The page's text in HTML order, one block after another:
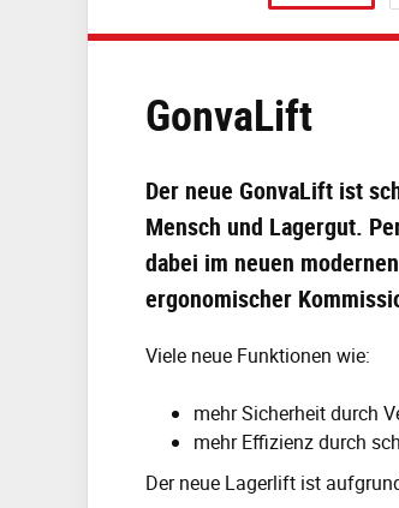
GonvaLift
Der neue GonvaLift ist
Mensch und Lagergut.
dabei im neuen
ergonomischer
Viele neue Funktionen wie:
mehr Sicherheit durch
mehr Effizienz durch
Der neue Lagerlift ist